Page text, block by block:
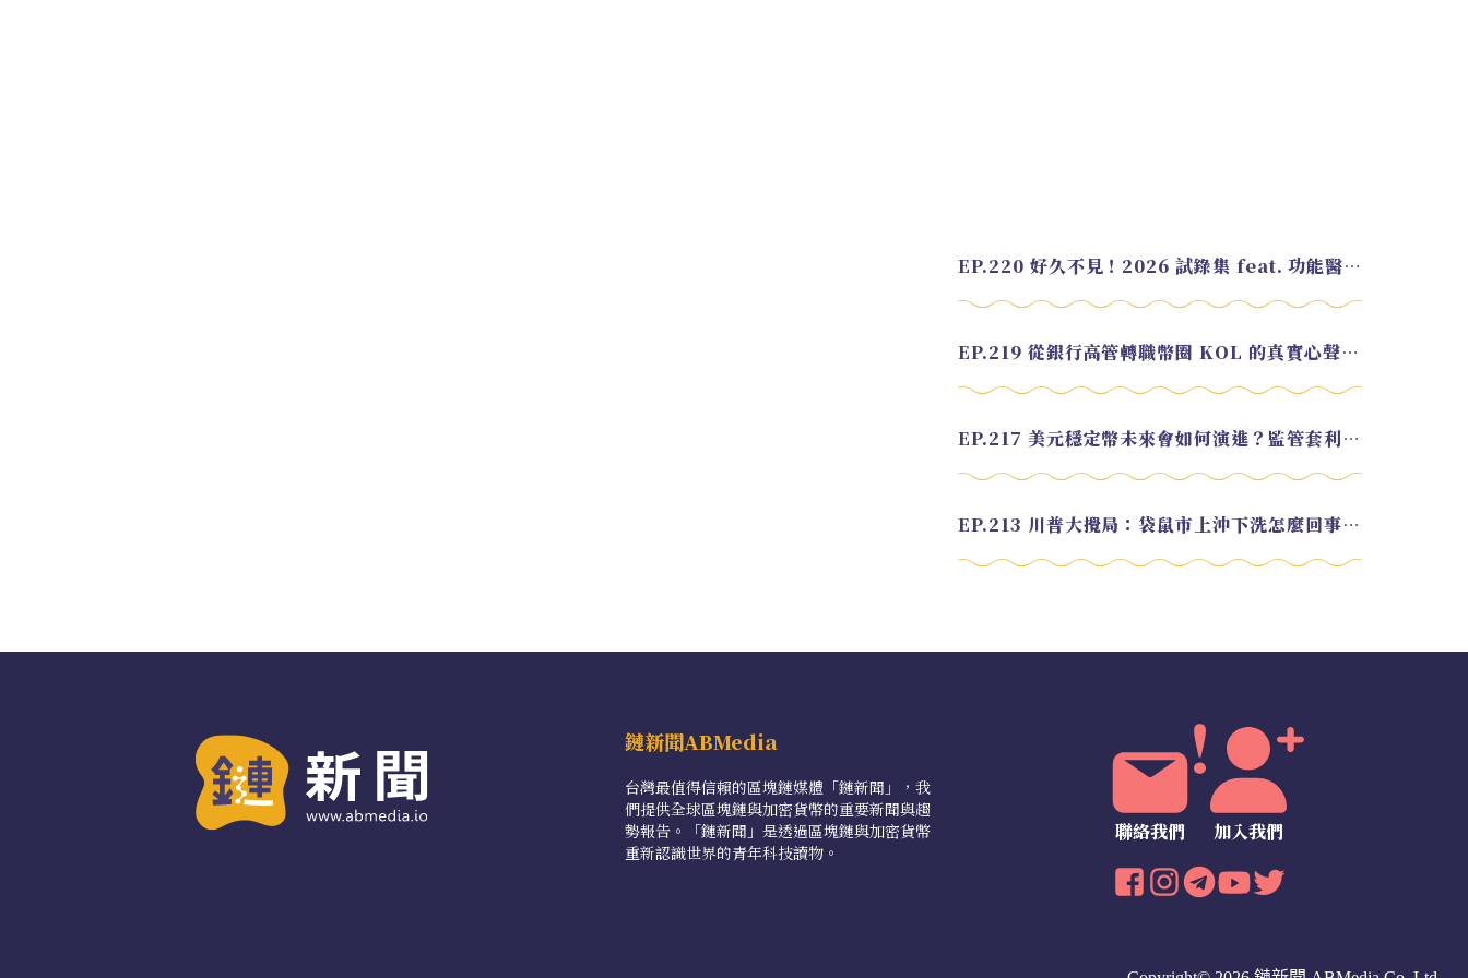
EP.220 好久不見！2026 試錄集 feat. 功能醫學營養師 美寶
EP.219 從銀行高管轉職幣圈 KOL 的真實心聲 feat.龜大
EP.217 美元穩定幣未來會如何演進？監管套利終將收斂？feat. 研究員 余哲安
EP.213 川普大攪局：袋鼠市上沖下洗怎麼回事？feat. Alvin
鏈新聞ABMedia
台灣最值得信賴的區塊鏈媒體「鏈新聞」，我
們提供全球區塊鏈與加密貨幣的重要新聞與趨
勢報告。「鏈新聞」是透過區塊鏈與加密貨幣
重新認識世界的青年科技讀物。
聯絡我們 加入我們